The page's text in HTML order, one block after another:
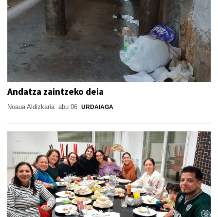
Andatza zaintzeko deia
Noaua Aldizkaria abu 06 URDAIAGA